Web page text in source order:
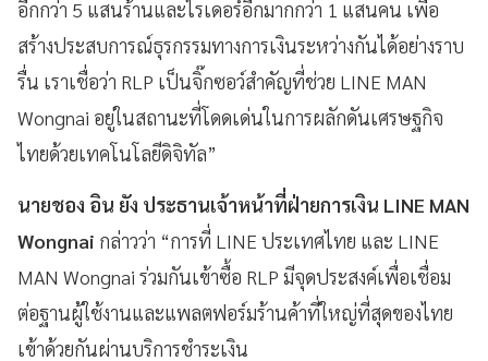
อีกกว่า 5 แสนร้านและไรเดอร์อีกมากกว่า 1 แสนคน เพื่อ
สร้างประสบการณ์ธุรกรรมทางการเงินระหว่างกันได้อย่างราบ
รื่น เราเชื่อว่า RLP เป็นจิ๊กซอว์สำคัญที่ช่วย LINE MAN
Wongnai อยู่ในสถานะที่โดดเด่นในการผลักดันเศรษฐกิจ
ไทยด้วยเทคโนโลยีดิจิทัล”
นายชอง อิน ยัง ประธานเจ้าหน้าที่ฝ่ายการเงิน LINE MAN
Wongnai กล่าวว่า “การที่ LINE ประเทศไทย และ LINE
MAN Wongnai ร่วมกันเข้าซื้อ RLP มีจุดประสงค์เพื่อเชื่อม
ต่อฐานผู้ใช้งานและแพลตฟอร์มร้านค้าที่ใหญ่ที่สุดของไทย
เข้าด้วยกันผ่านบริการชำระเงิน